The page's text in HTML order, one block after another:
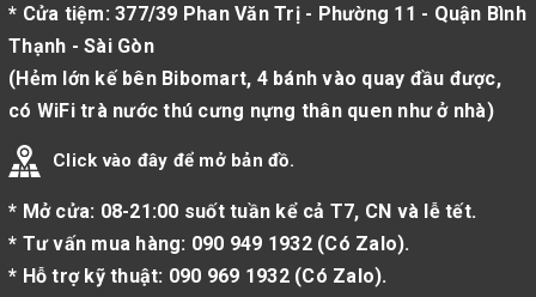
* Cửa tiệm: 377/39 Phan Văn Trị - Phường 11 - Quận Bình
Thạnh - Sài Gòn
(Hẻm lớn kế bên Bibomart, 4 bánh vào quay đầu được,
có WiFi trà nước thú cưng nựng thân quen như ở nhà)
Click vào đây để mở bản đồ.
* Mở cửa: 08-21:00 suốt tuần kể cả T7, CN và lễ tết.
* Tư vấn mua hàng: 090 949 1932(Có Zalo).
* Hỗ trợ kỹ thuật: 090 969 1932(Có Zalo).